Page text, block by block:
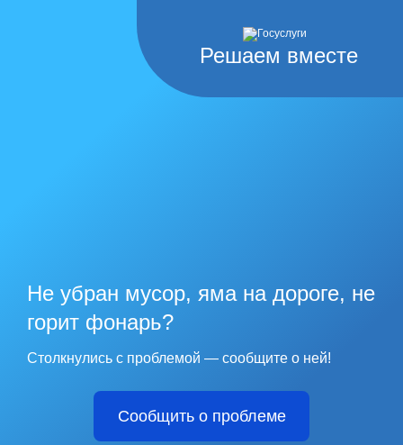
Решаем вместе
Не убран мусор, яма на дороге, не
горит фонарь?
Столкнулись с проблемой — сообщите о ней!
Сообщить о проблеме